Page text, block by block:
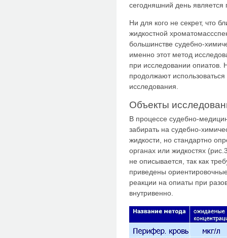
сегодняшний день является
Ни для кого не секрет, что
жидкостной
большинстве судебно-
именно этот метод
при исследовании опиатов.
продолжают
исследования.
Объекты
В процессе судебно-
забирать на судебно-
жидкости, но стандартно
органах или жидкостях
не описывается, так как
приведены
реакции на опиаты при
внутривенно.